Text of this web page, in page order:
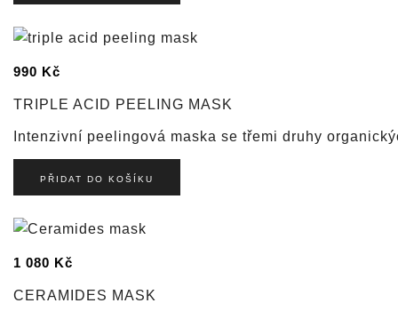
990 Kč
TRIPLE ACID PEELING MASK
Intenzivní peelingová maska se třemi druhy
PŘIDAT DO KOŠÍKU
1 080 Kč
CERAMIDES MASK